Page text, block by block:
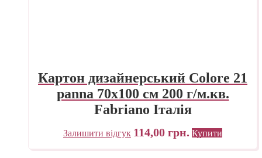
Картон дизайнерський Colore 21
panna 70х100 см 200 г/м.кв.
Fabriano Італія
Залишити відгук 114,00 грн. Купити